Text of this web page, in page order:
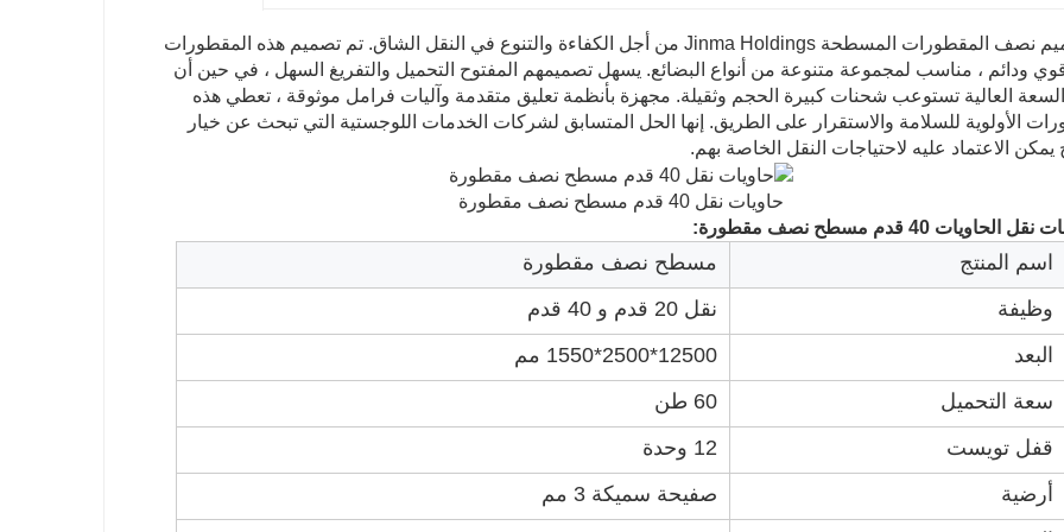
تم تصميم نصف المقطورات المسطحة Jinma Holdings من أجل الكفاءة والتنوع في النقل الشاق. تم تصميم هذه المقطورات
ودائم ، مناسب لمجموعة متنوعة من أنواع البضائع. يسهل تصميمهم المفتوح التحميل والتفريغ السهل ، في حين أن
العالية تستوعب شحنات كبيرة الحجم وثقيلة. مجهزة بأنظمة تعليق متقدمة وآليات فرامل موثوقة ، تعطي هذه
الأولوية للسلامة والاستقرار على الطريق. إنها الحل المتسابق لشركات الخدمات اللوجستية التي تبحث عن خيار
الاعتماد عليه لاحتياجات النقل الخاصة بهم.
حاويات نقل 40 قدم مسطح نصف مقطورة
40 قدم مسطح نصف مقطورة:
اسم المنتج
مسطح نصف مقطورة
وظيفة
نقل 20 قدم و 40 قدم
البعد
12500*2500*1550 مم
سعة التحميل
60 طن
قفل تويست
12 وحدة
أرضية
صفيحة سميكة 3 مم